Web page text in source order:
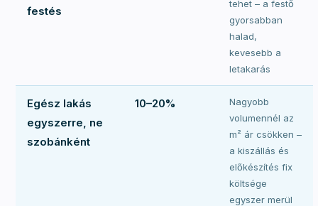
festés
tehet – a festő
gyorsabban
halad,
kevesebb a
letakarás
Egész lakás
egyszerre, ne
szobánként
10–20%
Nagyobb
volumennél az
m² ár csökken –
a kiszállás és
előkészítés fix
költsége
egyszer merül